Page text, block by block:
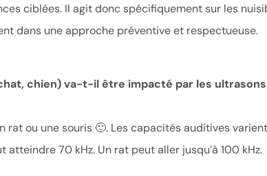
ciblées. Il agit donc spécifiquement sur les
dans une approche préventive et respectueuse.
chien) va-t-il être impacté par les
rat ou une souris 🙂. Les capacités auditives
atteindre 70 kHz. Un rat peut aller jusqu’à 100 kHz.